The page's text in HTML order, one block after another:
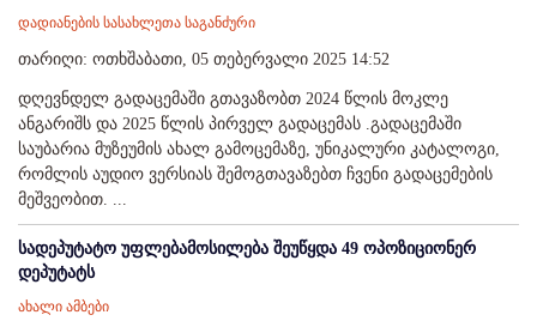
დადიანების სასახლეთა საგანძური
თარიღი: ოთხშაბათი, 05 თებერვალი 2025 14:52
დღევნდელ გადაცემაში გთავაზობთ 2024 წლის მოკლე
ანგარიშს და 2025 წლის პირველ გადაცემას .გადაცემაში
საუბარია მუზეუმის ახალ გამოცემაზე, უნიკალური კატალოგი,
რომლის აუდიო ვერსიას შემოგთავაზებთ ჩვენი გადაცემების
მეშვეობით. ...
სადეპუტატო უფლებამოსილება შეუწყდა 49 ოპოზიციონერ
დეპუტატს
ახალი ამბები